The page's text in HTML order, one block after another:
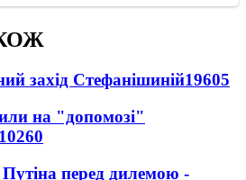
захід Стефанішиній19605
на "допомозі"
10260
перед дилемою -